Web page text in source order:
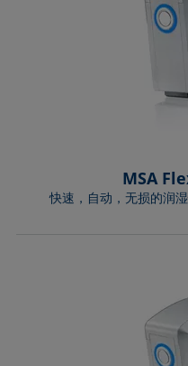
MSA
快速，自动，无损的润